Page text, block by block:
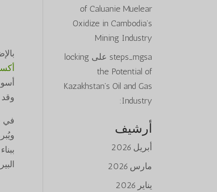
وقد
في
of Caluanie Muelear
Oxidize in Cambodia’s
Mining Industry
steps_mgsa على locking
the Potential of
Kazakhstan’s Oil and Gas
Industry:
أرشيف
أبريل 2026
مارس 2026
يناير 2026